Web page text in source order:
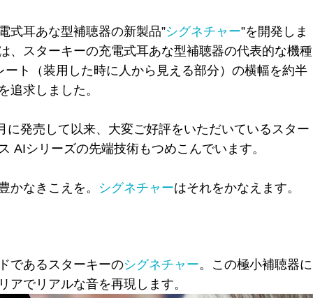
式耳あな型補聴器の新製品”シグネチャー”を開発しま
、スターキーの充電式耳あな型補聴器の代表的な機種
ト（装用した時に人から見える部分）の横幅を約半
追求しました。
に発売して以来、大変ご好評をいただいているスター
AIシリーズの先端技術もつめこんでいます。
かなきこえを。 シグネチャーはそれをかなえます。
であるスターキーのシグネチャー。この極小補聴器に
アでリアルな音を再現します。